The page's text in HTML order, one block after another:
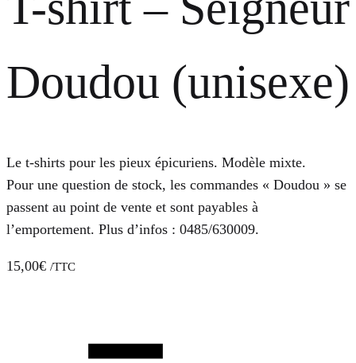
Doudou (unisexe)
Le t-shirts pour les pieux épicuriens. Modèle mixte.
Pour une question de stock, les commandes « Doudou » se
passent au point de vente et sont payables à
l’emportement. Plus d’infos : 0485/630009.
15,00€ /TTC